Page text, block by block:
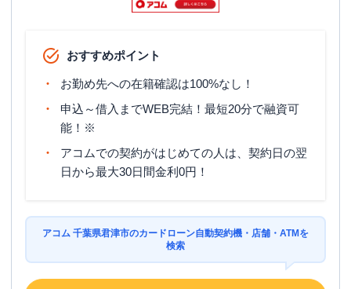
おすすめポイント
お勤め先への在籍確認は100%なし！
申込～借入までWEB完結！最短20分で融資可
能！※
アコムでの契約がはじめての人は、契約日の翌
日から最大30日間金利0円！
アコム 千葉県君津市のカードローン自動契約機・店舗・ATMを
検索